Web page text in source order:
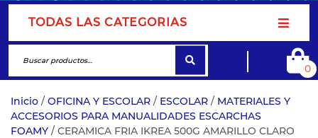
TODAS LAS CATEGORIAS
0
Inicio / OFICINA Y ESCOLAR / ESCOLAR / MATERIALES Y
ACCESORIOS PARA MANUALIDADES ESCARCHAS
FOAMY / CERAMICA FRIA IKREA 500G AMARILLO CLARO